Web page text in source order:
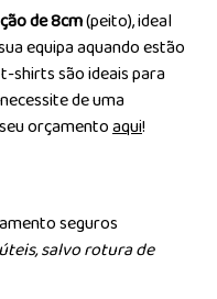
de 8cm(peito), ideal
equipa aquando estão
shirts são ideais para
de uma
orçamentoaqui!
seguros
salvo rotura de